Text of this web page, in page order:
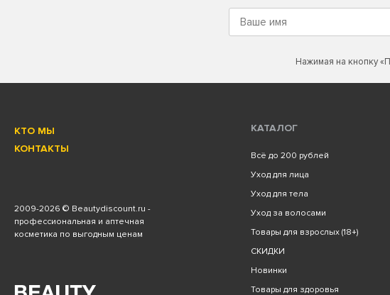
Нажимая на кнопку
КТО МЫ
КОНТАКТЫ
2009-2026 © Beautydiscount.ru -
профессиональная и аптечная
косметика по выгодным ценам
КАТАЛОГ
Всё до 200 рублей
Уход для лица
Уход для тела
Уход за волосами
Товары для взрослых (18+)
СКИДКИ
Новинки
Товары для здоровья